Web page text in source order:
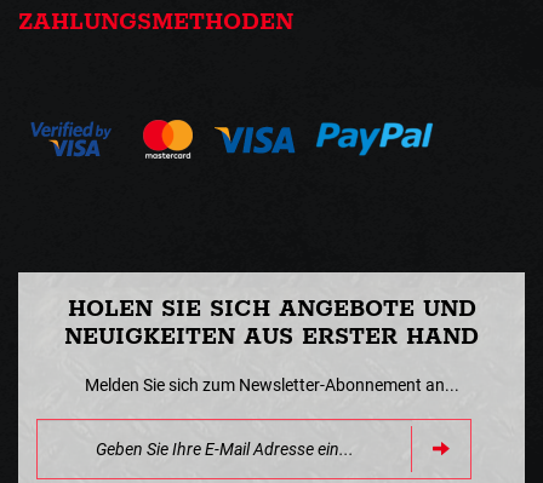
ZAHLUNGSMETHODEN
HOLEN SIE SICH ANGEBOTE UND
NEUIGKEITEN AUS ERSTER HAND
Melden Sie sich zum Newsletter-Abonnement an...